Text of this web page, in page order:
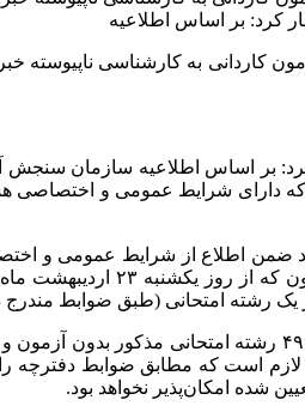
کرد: بر اساس اطلاعیه
بر اساس اطلاعیه سازمان
ضمن اطلاع از شرایط عمومی و
توضیحات مربوط به سهمیه
رشته امتحانی (طبق ضوابط
دکتر توکلی گفت: این آزمون در ۶۵ کد رشته امتحانی
است که مطابق ضوابط دفترچه
شده امکان‌پذیر نخواهد بود.